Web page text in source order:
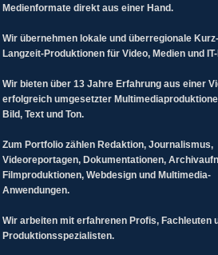
Medienformate direkt aus einer Hand.
Wir übernehmen lokale und überregionale
Langzeit-Produktionen für Video, Medien und
Wir bieten über 13 Jahre Erfahrung aus einer
erfolgreich umgesetzter
Bild, Text und Ton.
Zum Portfolio zählen Redaktion, Journalismus,
Videoreportagen, Dokumentationen,
Filmproduktionen, Webdesign und Multimedia-
Anwendungen.
Wir arbeiten mit erfahrenen Profis, Fachleuten
Produktionsspezialisten.